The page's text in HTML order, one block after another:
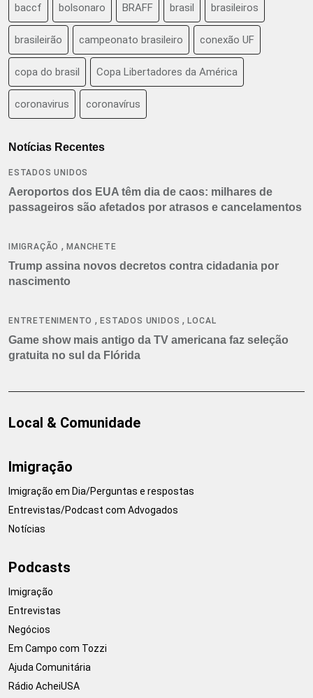
baccf bolsonaro BRAFF brasil brasileiros
brasileirão campeonato brasileiro conexão UF
copa do brasil Copa Libertadores da América
coronavirus coronavírus
Notícias Recentes
ESTADOS UNIDOS
Aeroportos dos EUA têm dia de caos: milhares de
passageiros são afetados por atrasos e cancelamentos
IMIGRAÇÃO ,MANCHETE
Trump assina novos decretos contra cidadania por
nascimento
ENTRETENIMENTO ,ESTADOS UNIDOS ,LOCAL
Game show mais antigo da TV americana faz seleção
gratuita no sul da Flórida
Local & Comunidade
Imigração
Imigração em Dia/Perguntas e respostas
Entrevistas/Podcast com Advogados
Notícias
Podcasts
Imigração
Entrevistas
Negócios
Em Campo com Tozzi
Ajuda Comunitária
Rádio AcheiUSA